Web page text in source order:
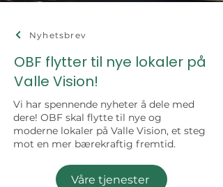
Nyhetsbrev
OBF flytter til nye lokaler på
Valle Vision!
Vi har spennende nyheter å dele med
dere! OBF skal flytte til nye og
moderne lokaler på Valle Vision, et steg
mot en mer bærekraftig fremtid.
Våre tjenester